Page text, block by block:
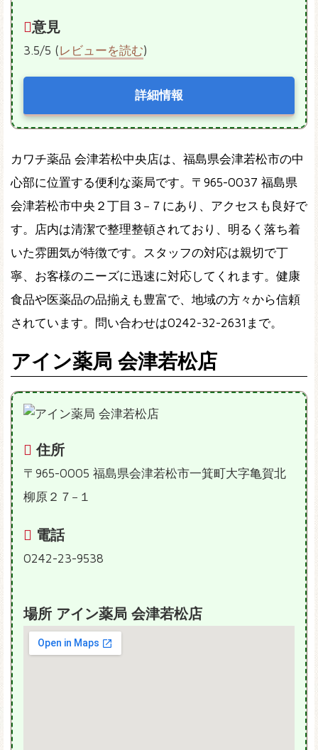
意見
3.5/5 (レビューを読む)
詳細情報
カワチ薬品 会津若松中央店は、福島県会津若松市の中
心部に位置する便利な薬局です。〒965-0037 福島県
会津若松市中央２丁目３−７にあり、アクセスも良好で
す。店内は清潔で整理整頓されており、明るく落ち着
いた雰囲気が特徴です。スタッフの対応は親切で丁
寧、お客様のニーズに迅速に対応してくれます。健康
食品や医薬品の品揃えも豊富で、地域の方々から信頼
されています。問い合わせは0242-32-2631まで。
アイン薬局 会津若松店
住所
〒965-0005 福島県会津若松市一箕町大字亀賀北
柳原２７−１
電話
0242-23-9538
場所 アイン薬局 会津若松店